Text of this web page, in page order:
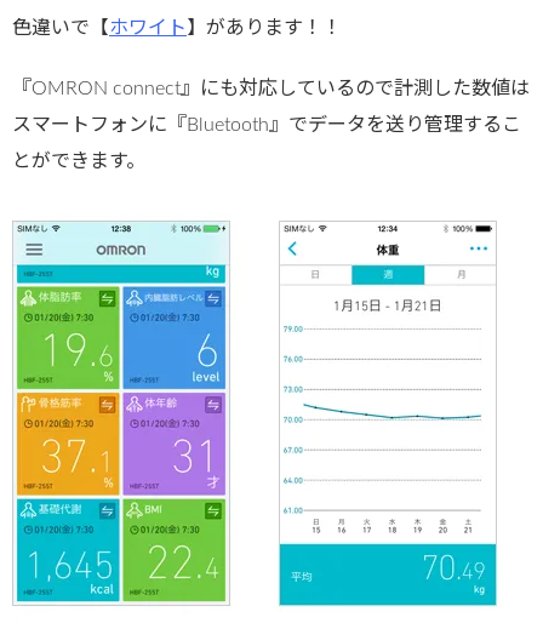
色違いで【ホワイト 】があります！！
『OMRON connect』にも対応しているので計測した数値は
スマートフォンに『Bluetooth』でデータを送り管理するこ
とができます。